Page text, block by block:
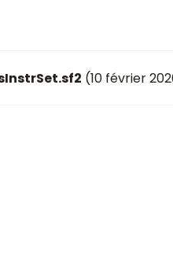
(10 février